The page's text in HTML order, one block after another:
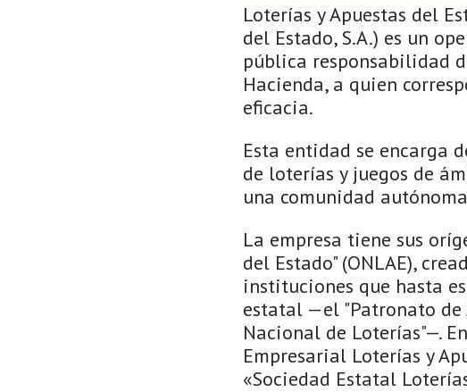
Loterías y Apuestas del
del Estado, S.A.) es un
pública responsabilidad
Hacienda, a quien
eficacia.
Esta entidad se encarga
de loterías y juegos de
una comunidad
La empresa tiene sus
del Estado" (ONLAE),
instituciones que hasta
estatal —el "Patronato de
Nacional de Loterías"—.
Empresarial Loterías y
«Sociedad Estatal